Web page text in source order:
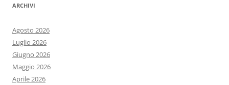
ARCHIVI
Agosto 2026
Luglio 2026
Giugno 2026
Maggio 2026
Aprile 2026